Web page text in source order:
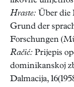
Hraste: Über die
Grund der
Forschungen
Račić: Prijepis
dominikanskoj
Dalmacija,